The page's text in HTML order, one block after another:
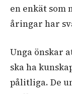
en enkät som
åringar har
Unga önskar
ska ha
pålitliga. De